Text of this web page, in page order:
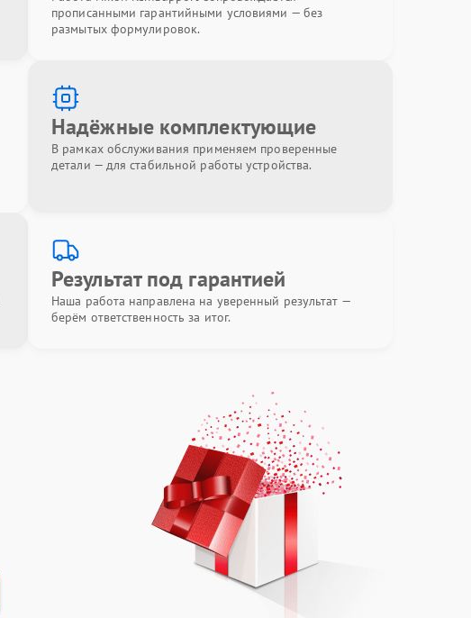
прописанными гарантийными условиями — без
размытых формулировок.
Надёжные комплектующие
В рамках обслуживания применяем проверенные
детали — для стабильной работы устройства.
Результат под гарантией
Наша работа направлена на уверенный результат —
берём ответственность за итог.